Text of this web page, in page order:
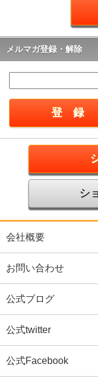
メルマガ登録・解除
シ
会社概要
お問い合わせ
公式ブログ
公式twitter
公式Facebook